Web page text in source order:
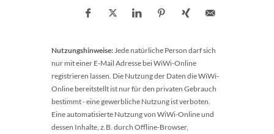
Nutzungshinweise:Jede natürliche Person darf sich
nur mit einer E-Mail Adresse bei WiWi-Online
registrieren lassen. Die Nutzung der Daten die WiWi-
Online bereitstellt ist nur für den privaten Gebrauch
bestimmt - eine gewerbliche Nutzung ist verboten.
Eine automatisierte Nutzung von WiWi-Online und
dessen Inhalte, z.B. durch Offline-Browser,